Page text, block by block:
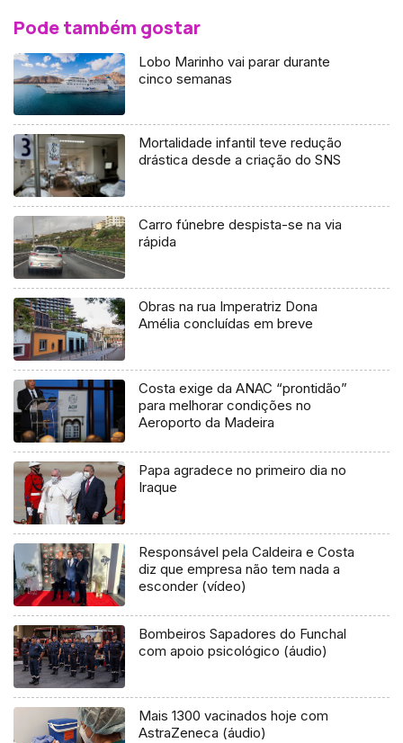
Pode também gostar
Lobo Marinho vai parar durante
cinco semanas
Mortalidade infantil teve redução
drástica desde a criação do SNS
Carro fúnebre despista-se na via
rápida
Obras na rua Imperatriz Dona
Amélia concluídas em breve
Costa exige da ANAC “prontidão”
para melhorar condições no
Aeroporto da Madeira
Papa agradece no primeiro dia no
Iraque
Responsável pela Caldeira e Costa
diz que empresa não tem nada a
esconder (vídeo)
Bombeiros Sapadores do Funchal
com apoio psicológico (áudio)
Mais 1300 vacinados hoje com
AstraZeneca (áudio)